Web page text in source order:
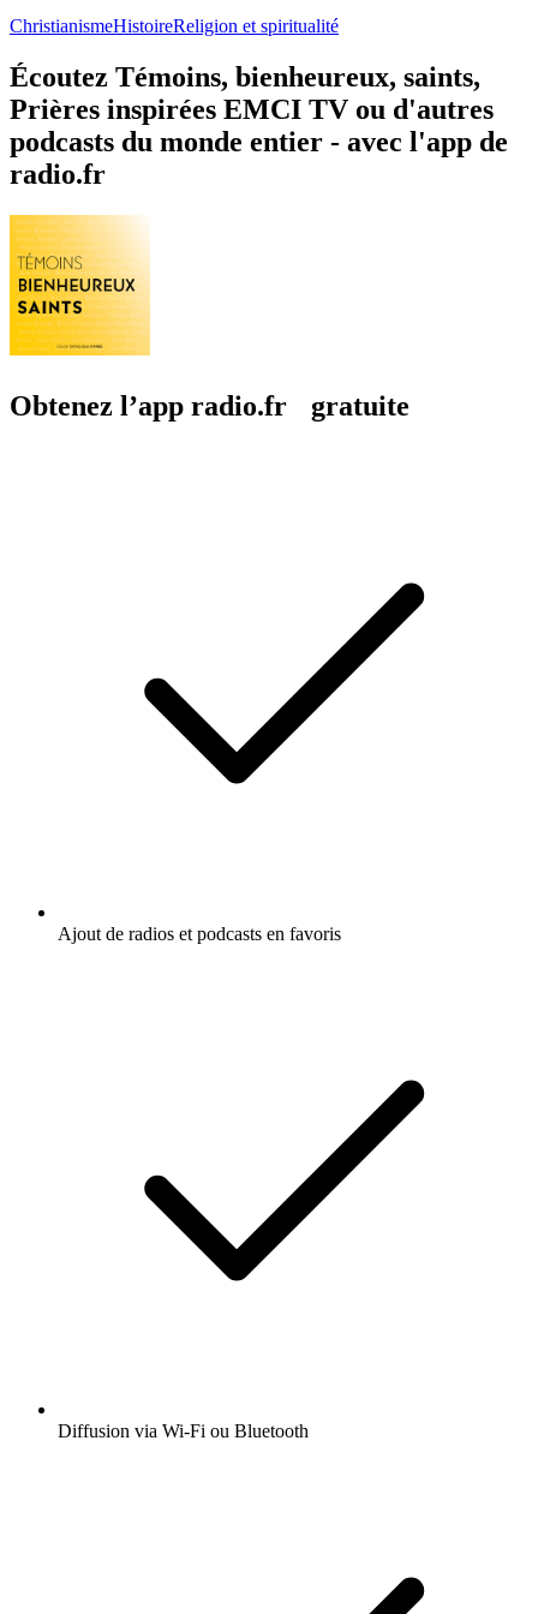
ChristianismeHistoireReligion et spiritualité
Écoutez Témoins, bienheureux, saints,
Prières inspirées EMCI TV ou d'autres
podcasts du monde entier - avec l'app de
radio.fr
Obtenez l’app radio.fr gratuite
Ajout de radios et podcasts en favoris
Diffusion via Wi-Fi ou Bluetooth